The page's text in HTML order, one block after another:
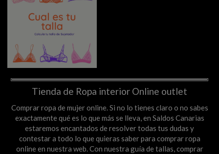
Tienda de Ropa interior Online outlet
Comprar ropa de mujer online. Si no lo tienes claro o no sabes
exactamente qué es lo que más se lleva, en Saldos Canarias
estaremos encantados de resolver todas tus dudas y
contestar a todo lo que quieras saber para comprar ropa
online en nuestra web. Con nuestra guía de tallas, comprar